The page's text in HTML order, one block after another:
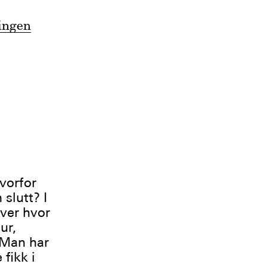
slutt? I
hvor
har
fikk i